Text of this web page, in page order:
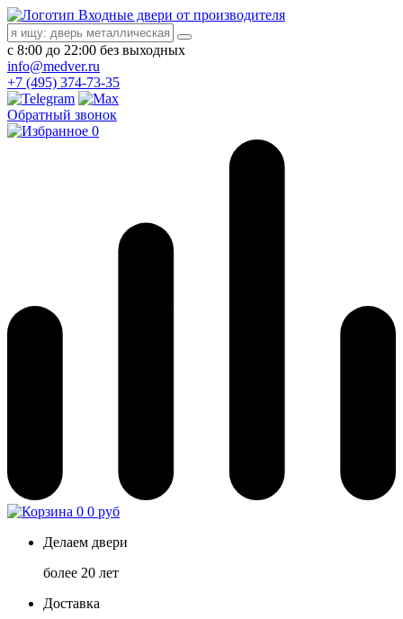
Входные двери от производителя
с 8:00 до 22:00 без выходных
info@medver.ru
+7 (495) 374-73-35
Обратный звонок
0
0 0 руб
Делаем двери
более 20 лет
Доставка